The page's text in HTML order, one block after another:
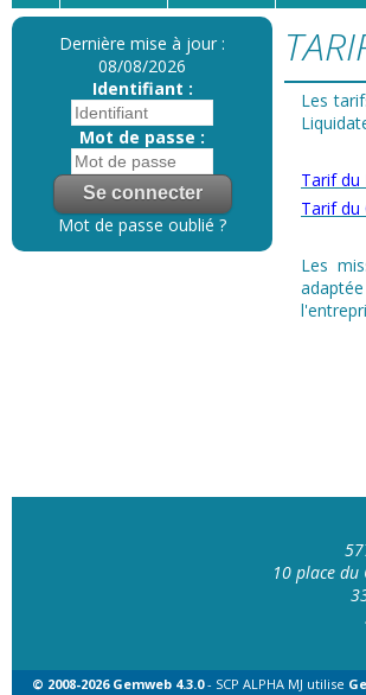
Dernière mise à jour :
08/08/2026
Identifiant :
Mot de passe :
Mot de passe oublié ?
Les
Tarif du
Tarif du
Les
10 place du
© 2008-2026 Gemweb 4.3.0- SCP ALPHA MJ utilise